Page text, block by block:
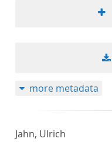
more metadata
Jahn, Ulrich